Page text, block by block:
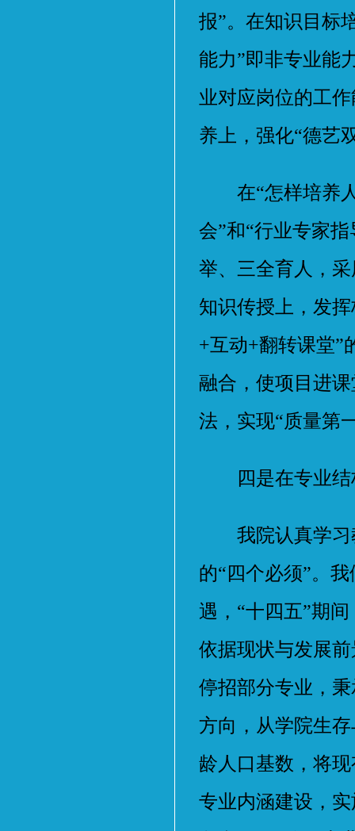
报”。在知识目标
能力”即非专业能
业对应岗位的工
养上，强化“德艺
在“怎样培养人
会”和“行业专家
举、三全育人，
知识传授上，发
+互动+翻转课堂”
融合，使项目进
法，实现“质量第
四是在专业结
我院认真学习
的“四个必须”。
遇，“十四五”期
依据现状与发展
停招部分专业，
方向，从学院生
龄人口基数，将
专业内涵建设，